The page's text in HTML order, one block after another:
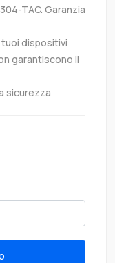
TAC. Garanzia
dispositivi
garantiscono il
sicurezza